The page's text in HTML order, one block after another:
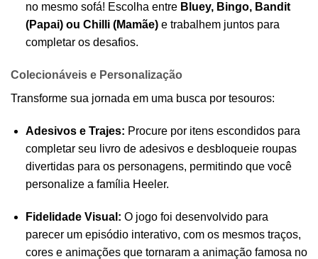
no mesmo sofá! Escolha entre Bluey, Bingo, Bandit
(Papai) ou Chilli (Mamãe)e trabalhem juntos para
completar os desafios.
Colecionáveis e Personalização
Transforme sua jornada em uma busca por tesouros:
Adesivos e Trajes: Procure por itens escondidos para
completar seu livro de adesivos e desbloqueie roupas
divertidas para os personagens, permitindo que você
personalize a família Heeler.
Fidelidade Visual: O jogo foi desenvolvido para
parecer um episódio interativo, com os mesmos traços,
cores e animações que tornaram a animação famosa no